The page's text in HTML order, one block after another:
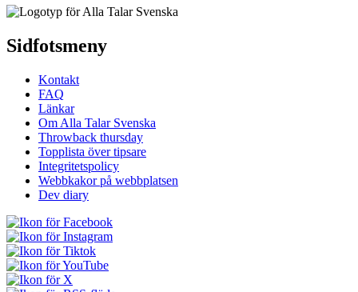
Sidfotsmeny
Kontakt
FAQ
Länkar
Om Alla Talar Svenska
Throwback thursday
Topplista över tipsare
Integritetspolicy
Webbkakor på webbplatsen
Dev diary